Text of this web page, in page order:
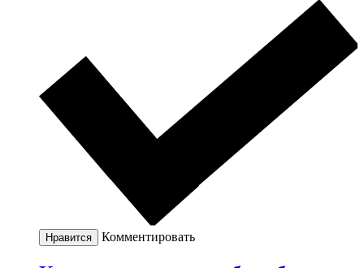
Нравится Комментировать